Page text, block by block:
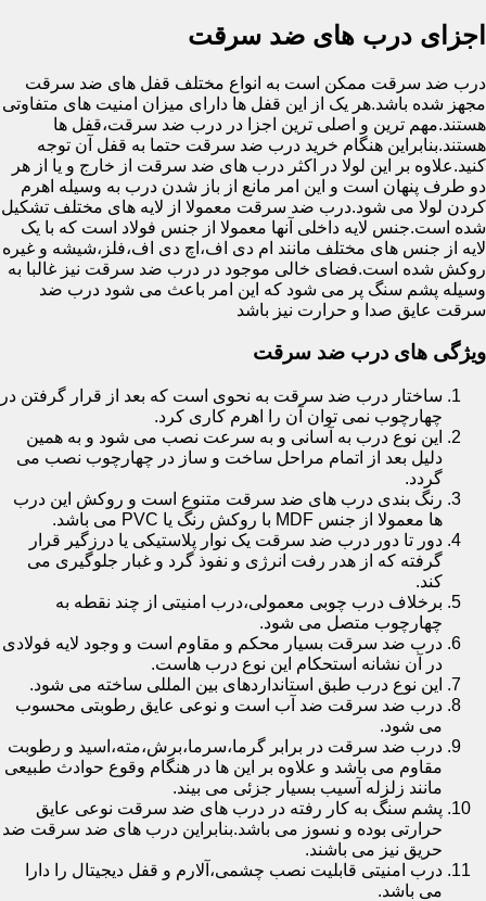
اجزای درب های ضد سرقت
درب ضد سرقت ممکن است به انواع مختلف قفل های ضد سرقت
مجهز شده باشد.هر یک از این قفل ها دارای میزان امنیت های متفاوتی
هستند.مهم ترین و اصلی ترین اجزا در درب ضد سرقت،قفل ها
هستند.بنابراین هنگام خرید درب ضد سرقت حتما به قفل آن توجه
کنید.علاوه بر این لولا در اکثر درب های ضد سرقت از خارج و یا از هر
دو طرف پنهان است و این امر مانع از باز شدن درب به وسیله اهرم
کردن لولا می شود.درب ضد سرقت معمولا از لایه های مختلف تشکیل
شده است.جنس لایه داخلی آنها معمولا از جنس فولاد است که با یک
لایه از جنس های مختلف مانند ام دی اف،اچ دی اف،فلز،شیشه و غیره
روکش شده است.فضای خالی موجود در درب ضد سرقت نیز غالبا به
وسیله پشم سنگ پر می شود که این امر باعث می شود درب ضد
سرقت عایق صدا و حرارت نیز باشد
ویژگی های درب ضد سرقت
ساختار درب ضد سرقت به نحوی است که بعد از قرار گرفتن در
چهارچوب نمی توان آن را اهرم کاری کرد.
این نوع درب به آسانی و به سرعت نصب می شود و به همین
دلیل بعد از اتمام مراحل ساخت و ساز در چهارچوب نصب می
گردد.
رنگ بندی درب های ضد سرقت متنوع است و روکش این درب
ها معمولا از جنس MDF با روکش رنگ یا PVC می باشد.
دور تا دور درب ضد سرقت یک نوار پلاستیکی یا درزگیر قرار
گرفته که از هدر رفت انرژی و نفوذ گرد و غبار جلوگیری می
کند.
برخلاف درب چوبی معمولی،درب امنیتی از چند نقطه به
چهارچوب متصل می شود.
درب ضد سرقت بسیار محکم و مقاوم است و وجود لایه فولادی
در آن نشانه استحکام این نوع درب هاست.
این نوع درب طبق استانداردهای بین المللی ساخته می شود.
درب ضد سرقت ضد آب است و نوعی عایق رطوبتی محسوب
می شود.
درب ضد سرقت در برابر گرما،سرما،برش،مته،اسید و رطوبت
مقاوم می باشد و علاوه بر این ها در هنگام وقوع حوادث طبیعی
مانند زلزله آسیب بسیار جزئی می بیند.
پشم سنگ به کار رفته در درب های ضد سرقت نوعی عایق
حرارتی بوده و نسوز می باشد.بنابراین درب های ضد سرقت ضد
حریق نیز می باشند.
درب امنیتی قابلیت نصب چشمی،آلارم و قفل دیجیتال را دارا
می باشد.